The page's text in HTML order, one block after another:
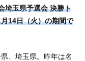
埼玉県予選会 決勝ト
14日（火）の期間で
、埼玉県。昨年は名